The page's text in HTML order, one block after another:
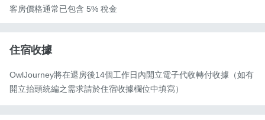
客房價格通常已包含 5% 稅金
住宿收據
OwlJourney將在退房後14個工作日內開立電子代收轉付收據（如有
開立抬頭統編之需求請於住宿收據欄位中填寫）